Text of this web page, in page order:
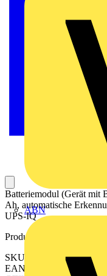
ABN
Batteriemodul (Gerät mit
Ah, automatische
UPS-IQ
Produktkennzeichen
SKU: 1274520
EAN: 4063151466640